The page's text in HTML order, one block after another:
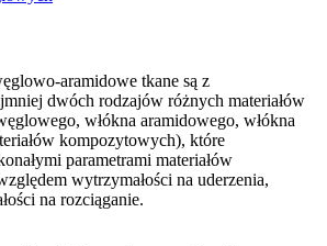
aramidowe tkane są z
dwóch rodzajów różnych materiałów
włókna aramidowego, włókna
kompozytowych), które
parametrami materiałów
wytrzymałości na uderzenia,
na rozciąganie.